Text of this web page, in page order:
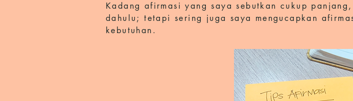
Kadang afirmasi yang saya sebutkan cukup
dahulu; tetapi sering juga saya mengucapkan
kebutuhan.